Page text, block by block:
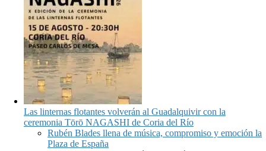
Las linternas flotantes volverán al Guadalquivir con la
ceremonia Tōrō NAGASHI de Coria del Río
Rubén Blades llena de música, compromiso y emoción la
Plaza de España